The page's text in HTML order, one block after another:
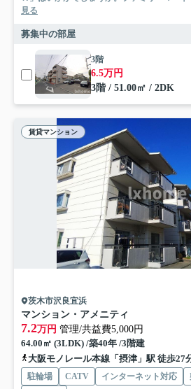
見る
募集中の部屋
3階
6.5万円
3階 / 51.00㎡ / 2DK
賃貸マンション
茨木市沢良宜浜
マンション・アメニティ
7.2万円 管理/共益費5,000円
64.00㎡ (3LDK) /築40年 /3階建
大阪モノレール本線「摂津」駅 徒歩27
駐輪場 CATV インターネット対応